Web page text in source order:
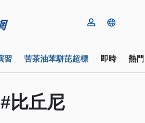
習 苦茶油苯駢芘超標 即時 熱
#比丘尼